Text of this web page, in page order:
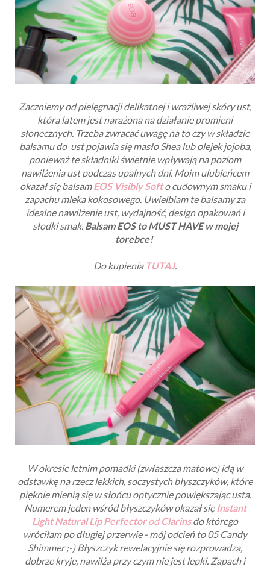
Zaczniemy od pielęgnacji delikatnej i wrażliwej skóry ust,
która latem jest narażona na działanie promieni
słonecznych. Trzeba zwracać uwagę na to czy w składzie
balsamu do ust pojawia się masło Shea lub olejek jojoba,
ponieważ te składniki świetnie wpływają na poziom
nawilżenia ust podczas upalnych dni. Moim ulubieńcem
okazał się balsam EOS Visibly Soft o cudownym smaku i
zapachu mleka kokosowego. Uwielbiam te balsamy za
idealne nawilżenie ust, wydajność, design opakowań i
słodki smak. Balsam EOS to MUST HAVE w mojej
torebce!
Do kupienia TUTAJ.
W okresie letnim pomadki (zwłaszcza matowe) idą w
odstawkę na rzecz lekkich, soczystych błyszczyków, które
pięknie mienią się w słońcu optycznie powiększając usta.
Numerem jeden wśród błyszczyków okazał się Instant
Light Natural Lip PerfectorodClarinsdo którego
wróciłam po długiej przerwie - mój odcień to 05 Candy
Shimmer ;-) Błyszczyk rewelacyjnie się rozprowadza,
dobrze kryje, nawilża przy czym nie jest lepki. Zapach i